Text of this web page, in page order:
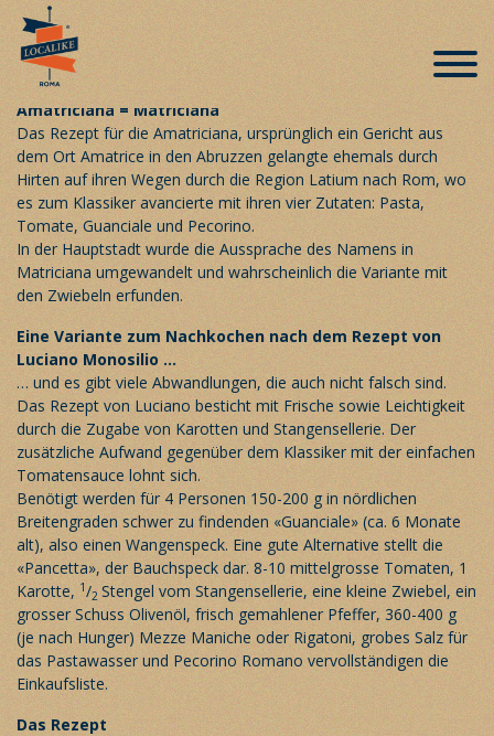
Römische Spezialitäten auf der
Speisekarte – «Amatriciana»
Veröffentlicht am 2. Februar 2019
Amatriciana = Matriciana
Das Rezept für die Amatriciana, ursprünglich ein Gericht aus
dem Ort Amatrice in den Abruzzen gelangte ehemals durch
Hirten auf ihren Wegen durch die Region Latium nach Rom, wo
es zum Klassiker avancierte mit ihren vier Zutaten: Pasta,
Tomate, Guanciale und Pecorino.
In der Hauptstadt wurde die Aussprache des Namens in
Matriciana umgewandelt und wahrscheinlich die Variante mit
den Zwiebeln erfunden.
Eine Variante zum Nachkochen nach dem Rezept von
Luciano Monosilio …
… und es gibt viele Abwandlungen, die auch nicht falsch sind.
Das Rezept von Luciano besticht mit Frische sowie Leichtigkeit
durch die Zugabe von Karotten und Stangensellerie. Der
zusätzliche Aufwand gegenüber dem Klassiker mit der einfachen
Tomatensauce lohnt sich.
Benötigt werden für 4 Personen 150-200 g in nördlichen
Breitengraden schwer zu findenden «Guanciale» (ca. 6 Monate
alt), also einen Wangenspeck. Eine gute Alternative stellt die
«Pancetta», der Bauchspeck dar. 8-10 mittelgrosse Tomaten, 1
Karotte, 1/2 Stengel vom Stangensellerie, eine kleine Zwiebel, ein
grosser Schuss Olivenöl, frisch gemahlener Pfeffer, 360-400 g
(je nach Hunger) Mezze Maniche oder Rigatoni, grobes Salz für
das Pastawasser und Pecorino Romano vervollständigen die
Einkaufsliste.
Das Rezept